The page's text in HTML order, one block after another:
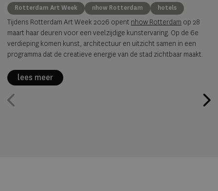
Rotterdam Art Week nhow Rotterdam hotels
Tijdens Rotterdam Art Week 2026 opent nhow Rotterdam op 28
maart haar deuren voor een veelzijdige kunstervaring. Op de 6e
verdieping komen kunst, architectuur en uitzicht samen in een
programma dat de creatieve energie van de stad zichtbaar maakt.
lees meer